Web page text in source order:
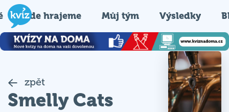
Kde hrajeme Můj tým Výsledky
zpět
Smelly Cats